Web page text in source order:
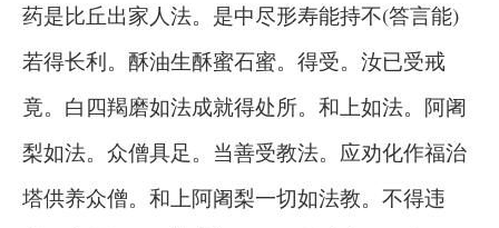
药是比丘出家人法。是中尽形寿能持不(答言能)
若得长利。酥油生酥蜜石蜜。得受。汝已受戒
竟。白四羯磨如法成就得处所。和上如法。阿阇
梨如法。众僧具足。当善受教法。应劝化作福治
塔供养众僧。和上阿阇梨一切如法教。不得违